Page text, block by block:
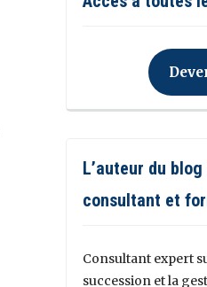
L’auteur du
consultant et
Consultant expert
succession et la